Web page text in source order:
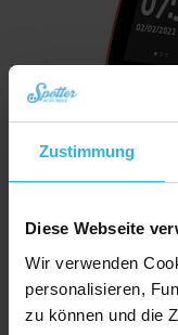
Zustimmung
Diese Webseite
Wir verwenden
personalisieren,
zu können und die
Spotter GPS Watch (2G) –
Ursprünglicher
€29,95